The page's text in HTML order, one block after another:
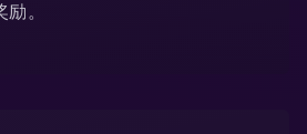
。